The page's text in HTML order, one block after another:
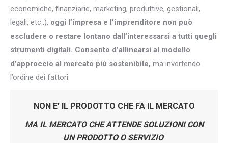
economiche, finanziarie, marketing, produttive, gestionali,
legali, etc..), oggi l’impresa e l’imprenditore non può
escludere o restare lontano dall’interessarsi a tutti quegli
strumenti digitali. Consento d’allinearsi al modello
d’approccio al mercato più sostenibile, ma invertendo
l’ordine dei fattori:
NON E’ IL PRODOTTO CHE FA IL MERCATO
MA IL MERCATO CHE ATTENDE SOLUZIONI CON
UN PRODOTTO O SERVIZIO